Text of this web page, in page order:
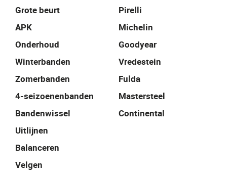
Grote beurt
APK
Onderhoud
Winterbanden
Zomerbanden
4-seizoenenbanden
Bandenwissel
Uitlijnen
Balanceren
Velgen
Pirelli
Michelin
Goodyear
Vredestein
Fulda
Mastersteel
Continental